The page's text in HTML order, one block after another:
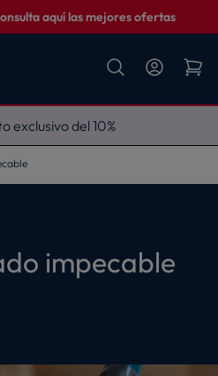
aquí las mejores ofertas
exclusivo del 10%
impecable